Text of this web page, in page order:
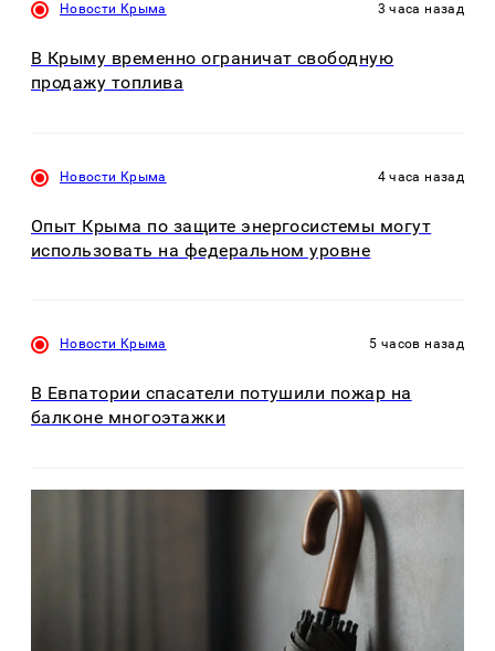
Новости Крыма 3 часа назад
В Крыму временно ограничат свободную
продажу топлива
Новости Крыма 4 часа назад
Опыт Крыма по защите энергосистемы могут
использовать на федеральном уровне
Новости Крыма 5 часов назад
В Евпатории спасатели потушили пожар на
балконе многоэтажки